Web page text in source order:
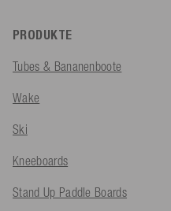
PRODUKTE
Tubes & Bananenboote
Wake
Ski
Kneeboards
Stand Up Paddle Boards